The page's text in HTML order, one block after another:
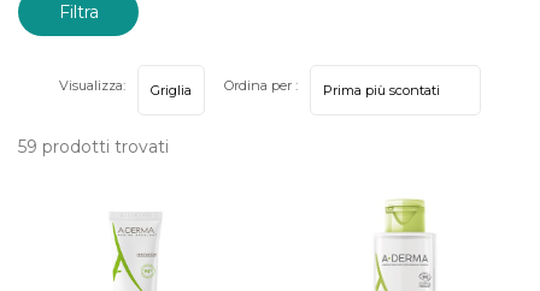
Filtra
59 prodotti trovati
Visualizza: Ordina per :